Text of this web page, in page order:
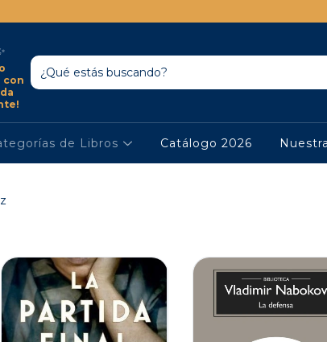
con
de Libros Catálogo 2026